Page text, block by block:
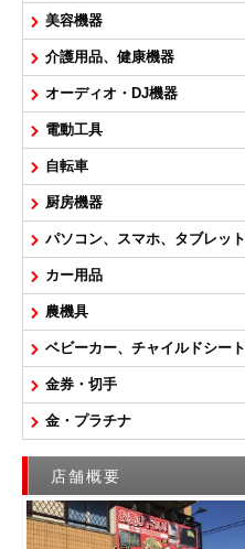
美容機器
介護用品、健康機器
オーディオ・DJ機器
電動工具
自転車
厨房機器
パソコン、スマホ、タブレット
カー用品
農機具
ベビーカー、チャイルドシート
金券・切手
金・プラチナ
店舗概要